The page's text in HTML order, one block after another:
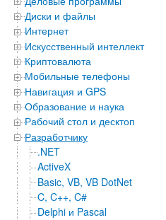
Диски и файлы
Интернет
Искусственный интеллект
Криптовалюта
Мобильные телефоны
Навигация и GPS
Образование и наука
Рабочий стол и десктоп
Разработчику
.NET
ActiveX
Basic, VB, VB DotNet
C, C++, C#
Delphi и Pascal